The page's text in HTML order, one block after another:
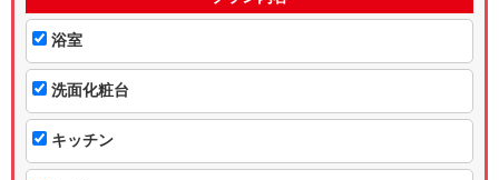
浴室
洗面化粧台
キッチン